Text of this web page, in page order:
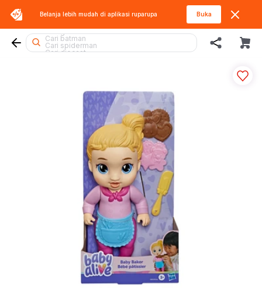
Belanja lebih mudah di aplikasi ruparupa Buka
Cari squishy
Cari barbie
Cari gel blaster
Cari batman
Cari spiderman
Cari diecast
Cari lego superheroes
Cari hello kitty
Cari thomas
Cari kiddy fun
Cari blokees
Cari fuggler
Cari lego botanicals
Cari marvel legends